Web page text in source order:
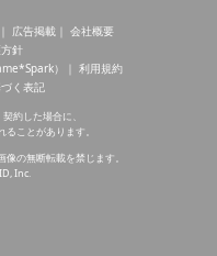
広告掲載
会社概要
針
）
利用規約
く表記
約した場合に、
ことがあります。
の無断転載を禁じます。
Inc.